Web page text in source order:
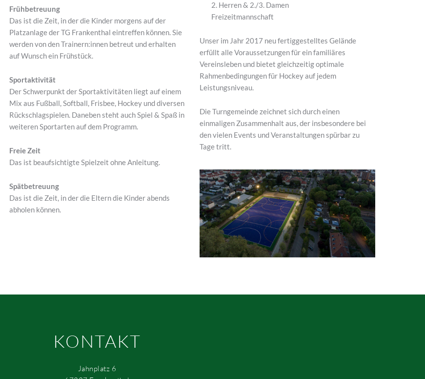
Frühbetreuung
Das ist die Zeit, in der die Kinder morgens auf der
Platzanlage der TG Frankenthal eintreffen können. Sie
werden von den Trainern:innen betreut und erhalten
auf Wunsch ein Frühstück.
Sportaktivität
Der Schwerpunkt der Sportaktivitäten liegt auf einem
Mix aus Fußball, Softball, Frisbee, Hockey und diversen
Rückschlagspielen. Daneben steht auch Spiel & Spaß in
weiteren Sportarten auf dem Programm.
Freie Zeit
Das ist beaufsichtigte Spielzeit ohne Anleitung.
Spätbetreuung
Das ist die Zeit, in der die Eltern die Kinder abends
abholen können.
2. Herren & 2./3. Damen
Freizeitmannschaft
Unser im Jahr 2017 neu fertiggestelltes Gelände
erfüllt alle Voraussetzungen für ein familiäres
Vereinsleben und bietet gleichzeitig optimale
Rahmenbedingungen für Hockey auf jedem
Leistungsniveau.
Die Turngemeinde zeichnet sich durch einen
einmaligen Zusammenhalt aus, der insbesondere bei
den vielen Events und Veranstaltungen spürbar zu
Tage tritt.
KONTAKT
Jahnplatz 6